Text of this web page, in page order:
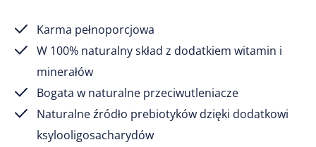
Karma pełnoporcjowa
W 100% naturalny skład z dodatkiem witamin i
minerałów
Bogata w naturalne przeciwutleniacze
Naturalne źródło prebiotyków dzięki dodatkowi
ksylooligosacharydów